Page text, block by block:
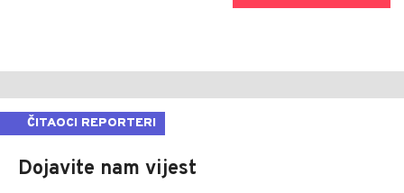
ČITAOCI REPORTERI
Dojavite nam vijest